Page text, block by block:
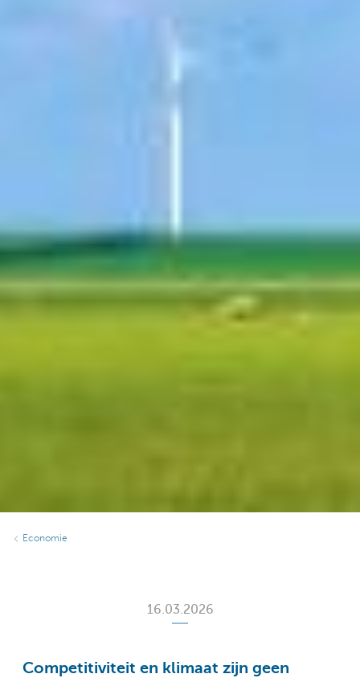
Economie
16.03.2026
Competitiviteit en klimaat zijn geen